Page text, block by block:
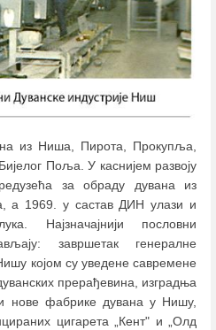
из Ниша, Пирота, Прокупља,
Поља. У каснијем развоју
за обраду дувана из
а 1969. у састав ДИН улази и
Најзначајнији пословни
завршетак генералне
којом су уведене савремене
прерађевина, изградња
нове фабрике дувана у Нишу,
цигарета „Кент" и „Олд